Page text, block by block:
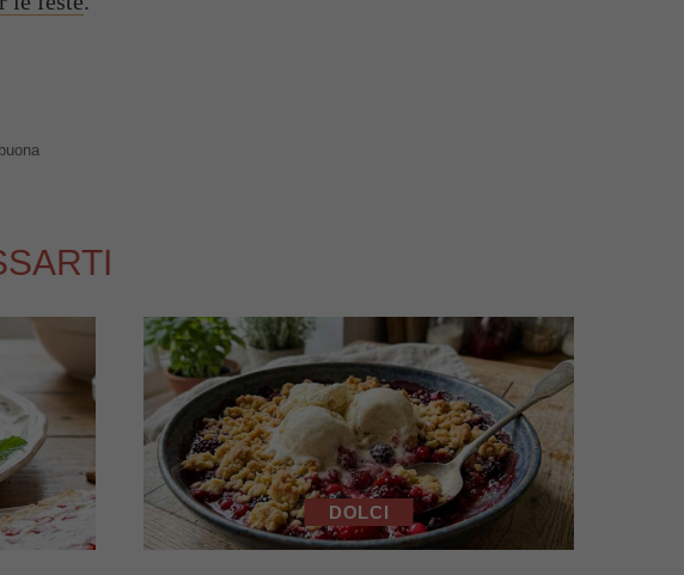
DOLCI